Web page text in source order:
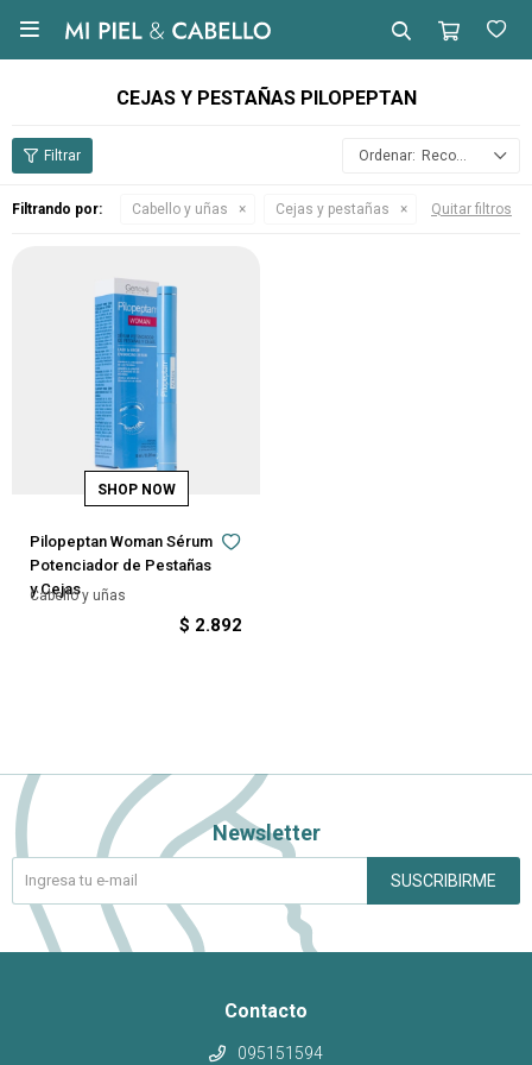

CEJAS Y PESTAÑAS PILOPEPTAN
Recomendados
Filtrando por: Cabello y uñas Cejas y pestañas Quitar filtros
Pilopeptan Woman Sérum
Potenciador de Pestañas
y Cejas
Cabello y uñas
$ 2.892
Contacto
095151594
Newsletter
SUSCRIBIRME